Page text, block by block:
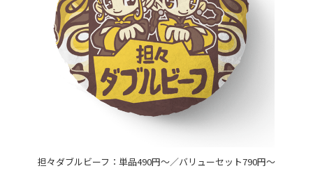
担々ダブルビーフ：単品490円～／バリューセット790円～